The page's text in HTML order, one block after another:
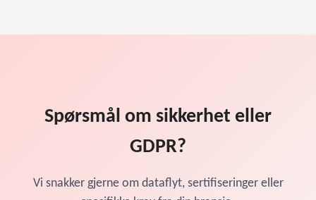
Spørsmål om sikkerhet eller
GDPR?
Vi snakker gjerne om dataflyt, sertifiseringer eller